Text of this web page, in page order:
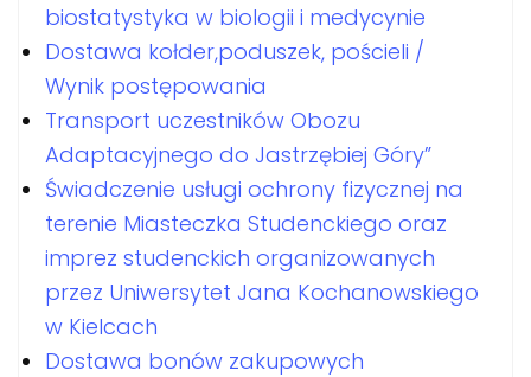
biostatystyka w biologii i medycynie
Dostawa kołder,poduszek, pościeli /
Wynik postępowania
Transport uczestników Obozu
Adaptacyjnego do Jastrzębiej Góry”
Świadczenie usługi ochrony fizycznej na
terenie Miasteczka Studenckiego oraz
imprez studenckich organizowanych
przez Uniwersytet Jana Kochanowskiego
w Kielcach
Dostawa bonów zakupowych